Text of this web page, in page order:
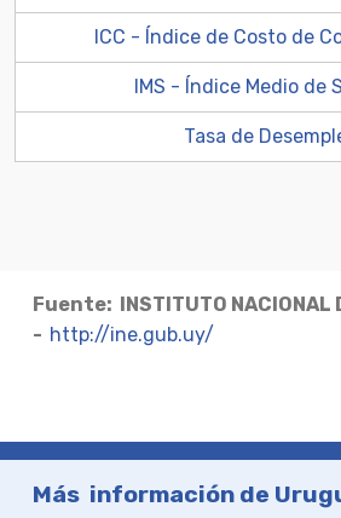
ICC - Índice de Costo de
IMS - Índice Medio de
Tasa de
Fuente: INSTITUTO NACIONAL
- http://ine.gub.uy/
Más información de